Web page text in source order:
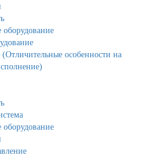
оборудование
особенности на
оборудование